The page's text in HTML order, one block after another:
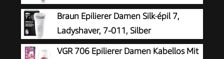
und empfindliche Bereiche, epilieren
und rasieren, Haarentferner für Damen, Modell
BRE237/00
Braun Epilierer Damen Silk·épil 7,
Ladyshaver, 7-011, Silber
VGR 706 Epilierer Damen Kabellos Mit